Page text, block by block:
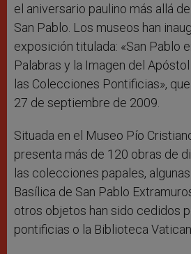
el aniversario paulino más allá
San Pablo. Los museos han
exposición titulada: «San Pablo
Palabras y la Imagen del
las Colecciones Pontificias»,
27 de septiembre de 2009.
Situada en el Museo Pío
presenta más de 120 obras de
las colecciones papales,
Basílica de San Pablo
otros objetos han sido cedidos
pontificias o la Biblioteca